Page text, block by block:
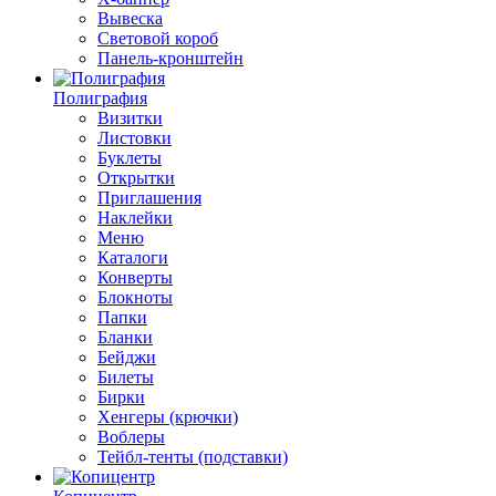
Вывеска
Световой короб
Панель-кронштейн
Полиграфия
Визитки
Листовки
Буклеты
Открытки
Приглашения
Наклейки
Меню
Каталоги
Конверты
Блокноты
Папки
Бланки
Бейджи
Билеты
Бирки
Хенгеры (крючки)
Воблеры
Тейбл-тенты (подставки)